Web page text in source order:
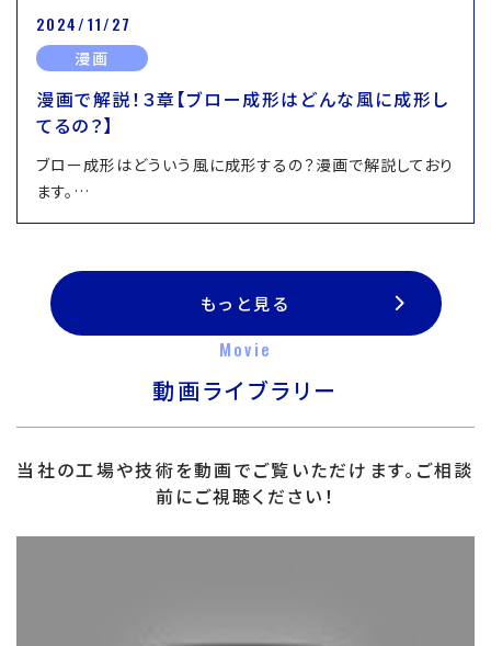
2024/11/27
漫画
漫画で解説！３章【ブロー成形はどんな風に成形し
てるの？】
ブロー成形はどういう風に成形するの？漫画で解説しており
ます。…
もっと見る
Movie
動画ライブラリー
当社の工場や技術を動画でご覧いただけます。ご相談
前にご視聴ください！